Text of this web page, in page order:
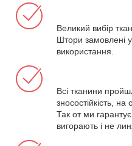
Великий вибір
Штори замовлені
використання.
Всі тканини
зносостійкість,
Так от ми
вигорають і не